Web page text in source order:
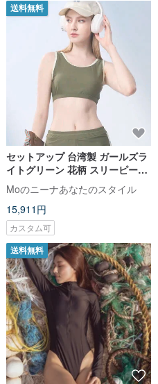
送料無料
セットアップ 台湾製 ガールズラ
イトグリーン 花柄 スリーピース
UV カット 水着 限定発売
Moのニーナあなたのスタイル
15,911円
カスタム可
送料無料